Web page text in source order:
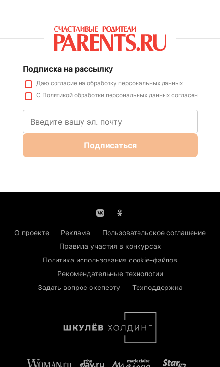
Подписка на рассылку
Даю согласиена обработку персональных данных
С Политикойобработки персональных данных согласен
Подписаться
О проекте Реклама
Пользовательское соглашение
Правила участия в конкурсах
Политика использования cookie-файлов
Рекомендательные технологии
Задать вопрос эксперту
Техподдержка